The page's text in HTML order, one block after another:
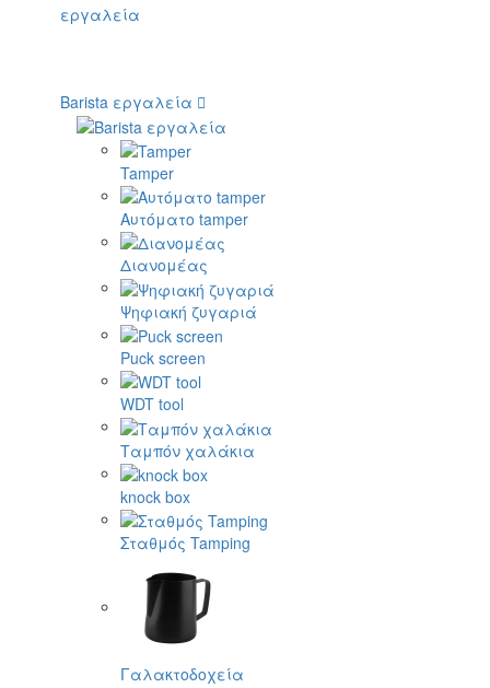
Barista εργαλεία
Tamper
Αυτόματο tamper
Διανομέας
Ψηφιακή ζυγαριά
Puck screen
WDT tool
Ταμπόν χαλάκια
knock box
Σταθμός Tamping
Γαλακτοδοχεία